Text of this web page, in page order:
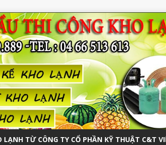
LẠNH TỪ CÔNG TY CỔ PHẦN KỸ THUẬT C&T